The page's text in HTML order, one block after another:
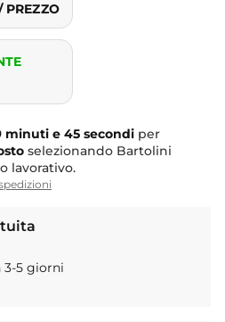
PREZZO
minuti e 44 secondi per
selezionando Bartolini
lavorativo.
3-5 giorni